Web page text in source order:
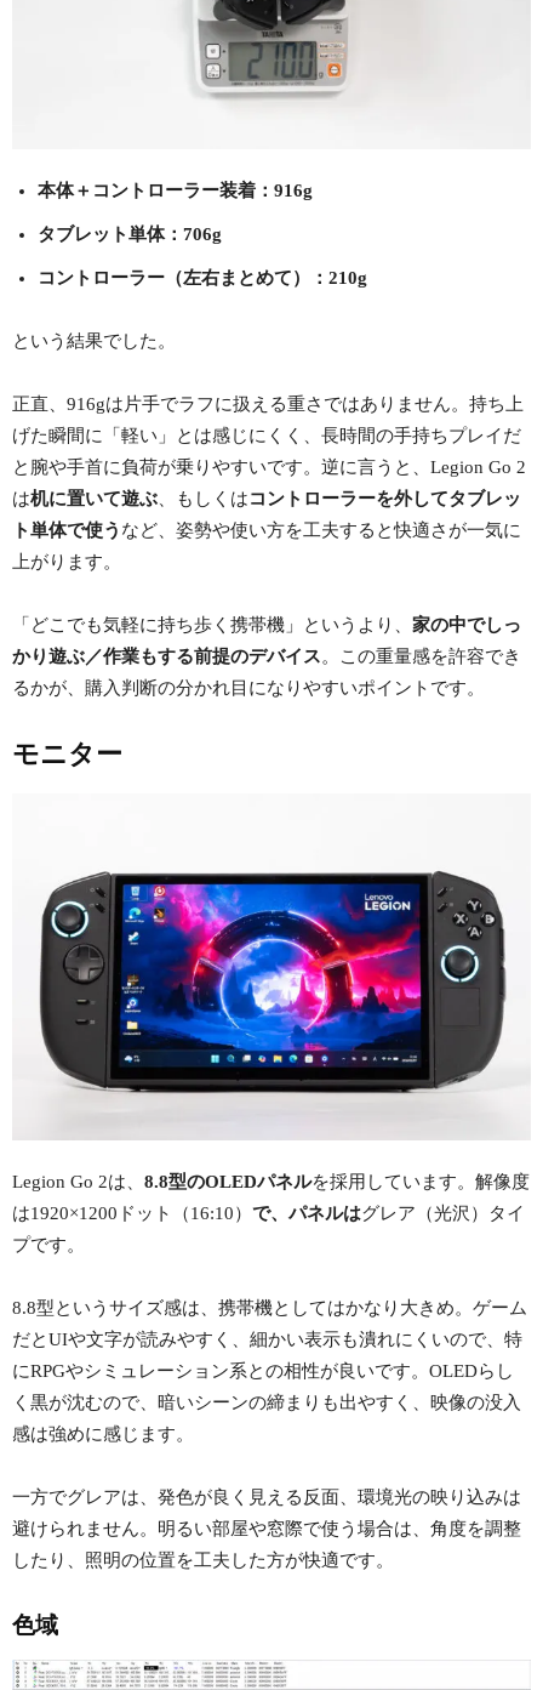
本体＋コントローラー装着：916g
タブレット単体：706g
コントローラー（左右まとめて）：210g
という結果でした。
正直、916gは片手でラフに扱える重さではありません。持ち上
げた瞬間に「軽い」とは感じにくく、長時間の手持ちプレイだ
と腕や手首に負荷が乗りやすいです。逆に言うと、Legion Go 2
は机に置いて遊ぶ、もしくはコントローラーを外してタブレッ
ト単体で使う など、姿勢や使い方を工夫すると快適さが一気に
上がります。
「どこでも気軽に持ち歩く携帯機」というより、 家の中でしっ
かり遊ぶ／作業もする前提のデバイス。この重量感を許容でき
るかが、購入判断の分かれ目になりやすいポイントです。
モニター
Legion Go 2は、 8.8型のOLEDパネルを採用しています。解像度
は1920×1200ドット（16:10） で、パネルはグレア（光沢）タイ
プです。
8.8型というサイズ感は、携帯機としてはかなり大きめ。ゲーム
だとUIや文字が読みやすく、細かい表示も潰れにくいので、特
にRPGやシミュレーション系との相性が良いです。OLEDらし
く黒が沈むので、暗いシーンの締まりも出やすく、映像の没入
感は強めに感じます。
一方でグレアは、発色が良く見える反面、環境光の映り込みは
避けられません。明るい部屋や窓際で使う場合は、角度を調整
したり、照明の位置を工夫した方が快適です。
色域